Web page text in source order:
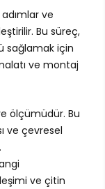
ve
Bu süreç,
sağlamak için
ve montaj
ölçümüdür. Bu
ve çevresel
ve çitin